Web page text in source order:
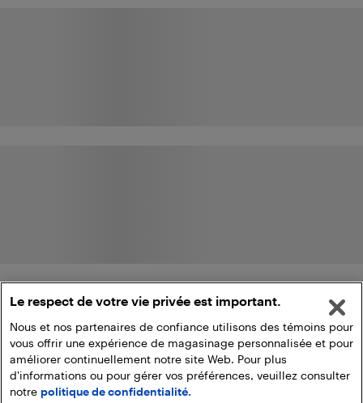
Le respect de votre vie privée est important.
Nous et nos partenaires de confiance utilisons des témoins pour
vous offrir une expérience de magasinage personnalisée et pour
améliorer continuellement notre site Web. Pour plus
d'informations ou pour gérer vos préférences, veuillez consulter
notre politique de confidentialité.